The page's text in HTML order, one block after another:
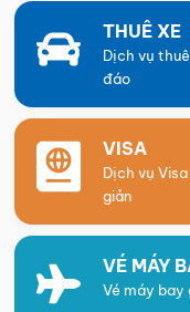
THUÊ XE
Dịch vụ
đáo
VISA
Dịch vụ
giản
VÉ MÁY
Vé máy bay